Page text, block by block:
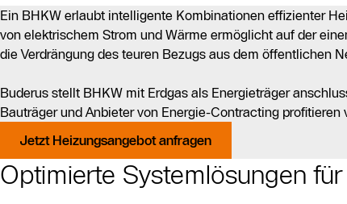
Ein BHKW erlaubt intelligente Kombinationen effizienter
von elektrischem Strom und Wärme ermöglicht auf der
die Verdrängung des teuren Bezugs aus dem öffentlichen
Buderus stellt BHKW mit Erdgas als Energieträger
Bauträger und Anbieter von Energie-Contracting
Jetzt Heizungsangebot anfragen
Optimierte Systemlösungen